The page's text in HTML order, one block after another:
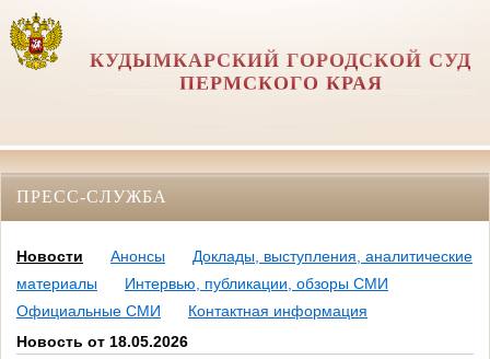
КУДЫМКАРСКИЙ ГОРОДСКОЙ СУД
ПЕРМСКОГО КРАЯ
ПРЕСС-СЛУЖБА
Новости Анонсы
Доклады, выступления, аналитические
материалы
Интервью, публикации, обзоры СМИ
Официальные СМИ
Контактная информация
Новость от 18.05.2026